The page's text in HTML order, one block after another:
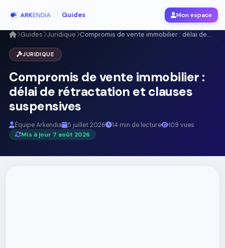
Guides Mon espace
Guides Juridique Compromis de vente immobilier : délai de...
JURIDIQUE
Compromis de vente immobilier :
délai de rétractation et clauses
suspensives
Équipe Arkendia 5 juillet 2026 14 min de lecture
109 vues
Mis à jour 7 août 2026